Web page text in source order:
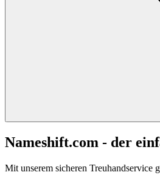
Nameshift.com - der
Mit unserem sicheren Treuhandservice